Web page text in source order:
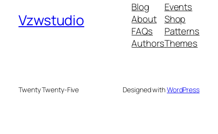
Vzwstudio
Blog
About
FAQs
Authors
Events
Shop
Patterns
Themes
Twenty Twenty-Five Designed withWordPress